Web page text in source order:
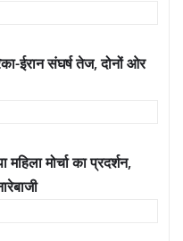
ईरान संघर्ष तेज, दोनों ओर
मोर्चा का प्रदर्शन,